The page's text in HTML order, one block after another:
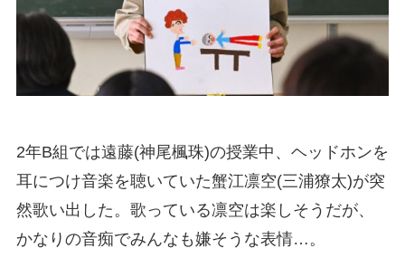
2年B組では遠藤(神尾楓珠)の授業中、ヘッドホンを
耳につけ音楽を聴いていた蟹江凛空(三浦獠太)が突
然歌い出した。歌っている凛空は楽しそうだが、
かなりの音痴でみんなも嫌そうな表情…。